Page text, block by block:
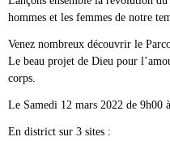
hommes et les femmes de notre
Venez nombreux découvrir le
Le beau projet de Dieu pour
corps.
Le Samedi 12 mars 2022 de 9h00
En district sur 3 sites :